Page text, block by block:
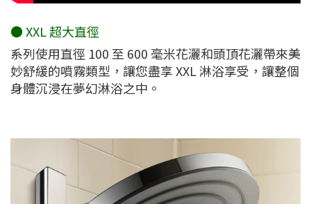
● XXL 超大直徑
系列使用直徑 100 至 600 毫米花灑和頭頂花灑帶來美
妙舒緩的噴霧類型，讓您盡享 XXL 淋浴享受，讓整個
身體沉浸在夢幻淋浴之中。